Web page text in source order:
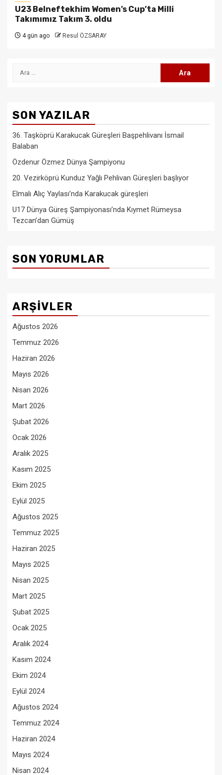
U23 Belneftekhim Women’s Cup’ta Milli
Takımımız Takım 3. oldu
4 gün ago Resul ÖZSARAY
Arama:
SON YAZILAR
36. Taşköprü Karakucak Güreşleri Başpehlivanı İsmail
Balaban
Özdenur Özmez Dünya Şampiyonu
20. Vezirköprü Kunduz Yağlı Pehlivan Güreşleri başlıyor
Elmalı Alıç Yaylası’nda Karakucak güreşleri
U17 Dünya Güreş Şampiyonası’nda Kıymet Rümeysa
Tezcan’dan Gümüş
SON YORUMLAR
ARŞIVLER
Ağustos 2026
Temmuz 2026
Haziran 2026
Mayıs 2026
Nisan 2026
Mart 2026
Şubat 2026
Ocak 2026
Aralık 2025
Kasım 2025
Ekim 2025
Eylül 2025
Ağustos 2025
Temmuz 2025
Haziran 2025
Mayıs 2025
Nisan 2025
Mart 2025
Şubat 2025
Ocak 2025
Aralık 2024
Kasım 2024
Ekim 2024
Eylül 2024
Ağustos 2024
Temmuz 2024
Haziran 2024
Mayıs 2024
Nisan 2024